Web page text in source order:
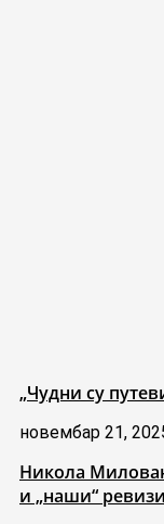
„Чудни су
новембар 21,
Никола
и „наши“